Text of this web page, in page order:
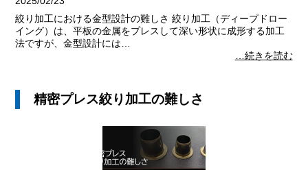
絞り加工における金型設計の難しさ 絞り加工（ディープドロー
イング）は、平板の金属をプレスして深い形状に成形する加工
法ですが、金型設計には…
…続きを読む
精密プレス絞り加工の難しさ